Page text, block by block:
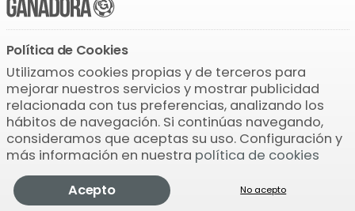
Descarga la APP
© 2004-2026 Bamio Network VB0.0112
Política de Cookies
Utilizamos cookies propias y de terceros para
mejorar nuestros servicios y mostrar publicidad
relacionada con tus preferencias, analizando los
hábitos de navegación. Si continúas navegando,
consideramos que aceptas su uso. Configuración y
más información en nuestra política de cookies
Acepto
No acepto